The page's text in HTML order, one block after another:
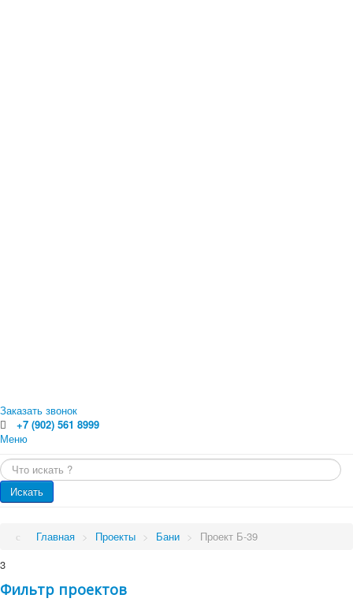
Заказать звонок
+7 (902) 561 8999
Меню
Каталог
Оцилиндрованное бревно
Профилированный брус
Погонажные изделия. Вагонка, планкен, доска пола
Малые архитектурные формы
Бани от 70 кв.м.
Главная
Каталог
Проекты
Цены
Искать...
Искать
Главная > Проекты > Бани >
Проект Б-39
3
Фильтр проектов